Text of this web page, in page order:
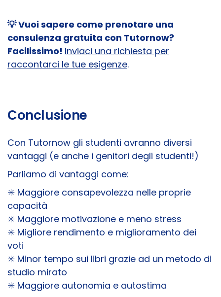
💡Vuoi sapere come prenotare una
consulenza gratuita con Tutornow?
Facilissimo! Inviaci una richiesta per
raccontarci le tue esigenze.
Conclusione
Con Tutornow gli studenti avranno diversi
vantaggi (e anche i genitori degli studenti!)
Parliamo di vantaggi come:
✳️ Maggiore consapevolezza nelle proprie
capacità
✳️ Maggiore motivazione e meno stress
✳️ Migliore rendimento e miglioramento dei
voti
✳️ Minor tempo sui libri grazie ad un metodo di
studio mirato
✳️ Maggiore autonomia e autostima